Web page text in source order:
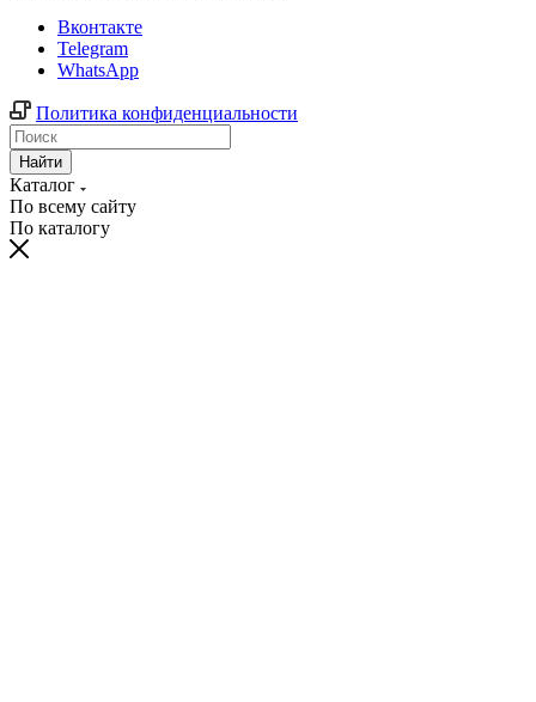
Вконтакте
Telegram
WhatsApp
Политика конфиденциальности
Найти
Каталог
По всему сайту
По каталогу